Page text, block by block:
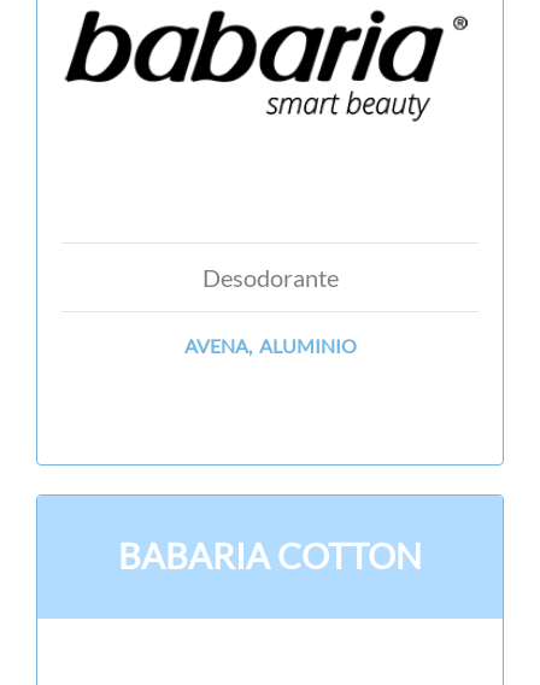
Desodorante
AVENA, ALUMINIO
BABARIA COTTON